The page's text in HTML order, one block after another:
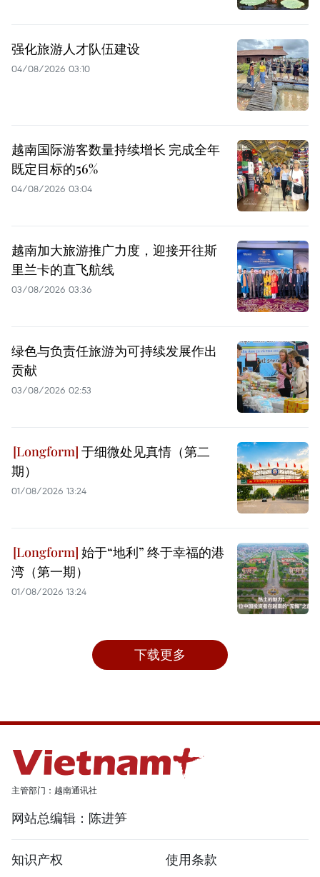
强化旅游人才队伍建设
04/08/2026 03:10
越南国际游客数量持续增长 完成全年
既定目标的56%
04/08/2026 03:04
越南加大旅游推广力度，迎接开往斯
里兰卡的直飞航线
03/08/2026 03:36
绿色与负责任旅游为可持续发展作出
贡献
03/08/2026 02:53
于细微处见真情（第二
期）
01/08/2026 13:24
始于“地利” 终于幸福的港
湾（第一期）
01/08/2026 13:24
下载更多
主管部门：越南通讯社
网站总编辑：陈进笋
知识产权 使用条款